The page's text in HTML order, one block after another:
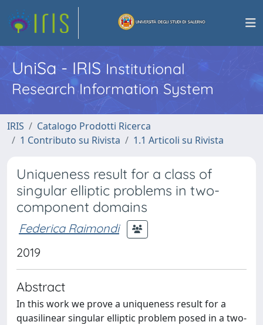
UniSa - IRISInstitutional
Research Information System
IRIS
Catalogo Prodotti Ricerca
1 Contributo su Rivista
1.1 Articoli su Rivista
Uniqueness result for a class of
singular elliptic problems in two-
component domains
Federica Raimondi
2019
Abstract
In this work we prove a uniqueness result for a
quasilinear singular elliptic problem posed in a two-